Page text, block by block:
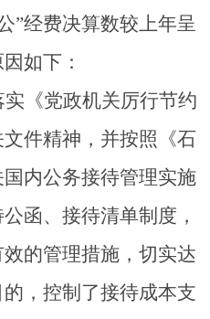
”经费决算数较上年呈
如下：
《党政机关厉行节约
件精神，并按照《石
内公务接待管理实施
函、接待清单制度，
的管理措施，切实达
，控制了接待成本支